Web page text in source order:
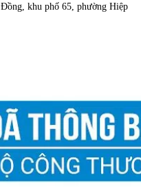
khu phố 65, phường Hiệp